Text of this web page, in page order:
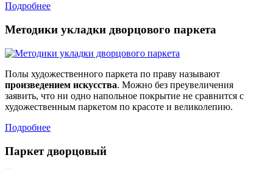
Подробнее
Методики укладки дворцового паркета
Полы художественного паркета по праву называют
произведением искусства. Можно без преувеличения
заявить, что ни одно напольное покрытие не сравнится с
художественным паркетом по красоте и великолепию.
Подробнее
Паркет дворцовый